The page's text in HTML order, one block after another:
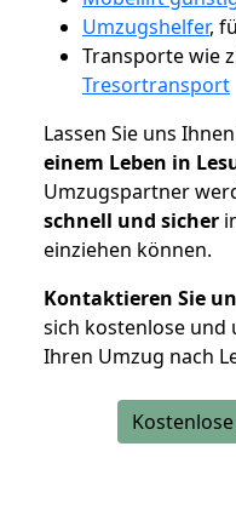
Umzugshelfer,
Transporte wie
Tresortransport
Lassen Sie uns
einem Leben in
Umzugspartner
schnell und sicher
einziehen können.
Kontaktieren Sie
sich kostenlose
Ihren Umzug nach